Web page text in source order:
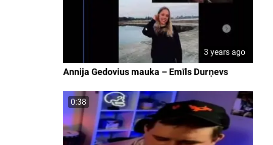
3 years ago
Annija Gedovius mauka – Emīls Durņevs
0:38